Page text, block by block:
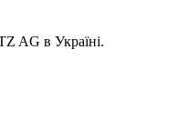
AG в Україні.